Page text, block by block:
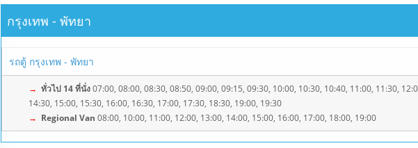
กรุงเทพ - พัทยา
รถตู้ กรุงเทพ - พัทยา
→ ทั่วไป 14 ที่นั่ง07:00, 08:00, 08:30, 08:50, 09:00, 09:15, 09:30, 10:00, 10:30, 10:40, 11:00, 11:30,
14:30, 15:00, 15:30, 16:00, 16:30, 17:00, 17:30, 18:30, 19:00, 19:30
→ Regional Van 08:00, 10:00, 11:00, 12:00, 13:00, 14:00, 15:00, 16:00, 17:00, 18:00, 19:00